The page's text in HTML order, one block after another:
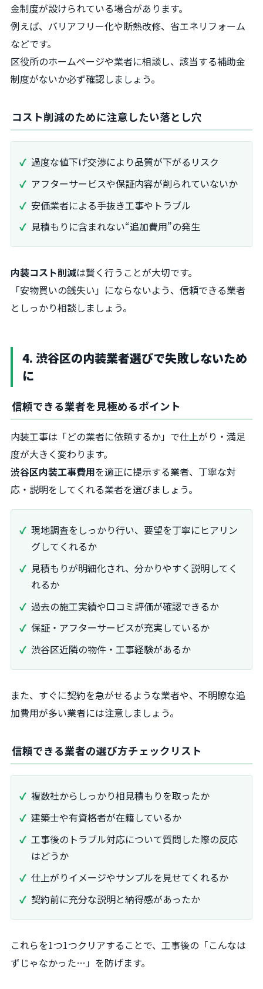
金制度が設けられている場合があります。
例えば、バリアフリー化や断熱改修、省エネリフォーム
などです。
区役所のホームページや業者に相談し、該当する補助金
制度がないか必ず確認しましょう。
コスト削減のために注意したい落とし穴
過度な値下げ交渉により品質が下がるリスク
アフターサービスや保証内容が削られていないか
安価業者による手抜き工事やトラブル
見積もりに含まれない“追加費用”の発生
内装コスト削減は賢く行うことが大切です。
「安物買いの銭失い」にならないよう、信頼できる業者
としっかり相談しましょう。
4. 渋谷区の内装業者選びで失敗しないため
に
信頼できる業者を見極めるポイント
内装工事は「どの業者に依頼するか」で仕上がり・満足
度が大きく変わります。
渋谷区内装工事費用を適正に提示する業者、丁寧な対
応・説明をしてくれる業者を選びましょう。
現地調査をしっかり行い、要望を丁寧にヒアリン
グしてくれるか
見積もりが明細化され、分かりやすく説明してく
れるか
過去の施工実績や口コミ評価が確認できるか
保証・アフターサービスが充実しているか
渋谷区近隣の物件・工事経験があるか
また、すぐに契約を急がせるような業者や、不明瞭な追
加費用が多い業者には注意しましょう。
信頼できる業者の選び方チェックリスト
複数社からしっかり相見積もりを取ったか
建築士や有資格者が在籍しているか
工事後のトラブル対応について質問した際の反応
はどうか
仕上がりイメージやサンプルを見せてくれるか
契約前に充分な説明と納得感があったか
これらを1つ1つクリアすることで、工事後の「こんなは
ずじゃなかった…」を防げます。